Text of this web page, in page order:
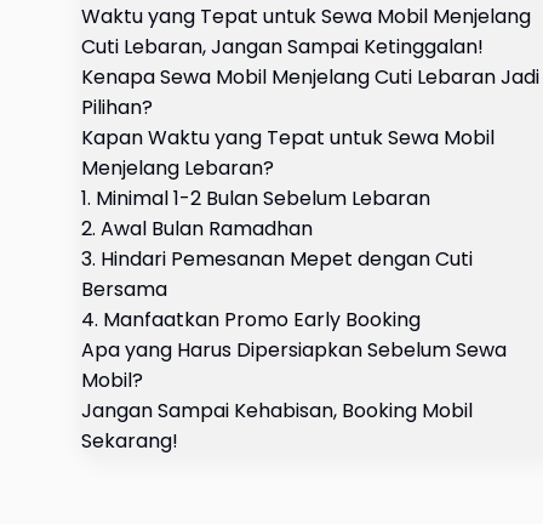
Waktu yang Tepat untuk Sewa Mobil Menjelang
Cuti Lebaran, Jangan Sampai Ketinggalan!
Kenapa Sewa Mobil Menjelang Cuti Lebaran Jadi
Pilihan?
Kapan Waktu yang Tepat untuk Sewa Mobil
Menjelang Lebaran?
1. Minimal 1-2 Bulan Sebelum Lebaran
2. Awal Bulan Ramadhan
3. Hindari Pemesanan Mepet dengan Cuti
Bersama
4. Manfaatkan Promo Early Booking
Apa yang Harus Dipersiapkan Sebelum Sewa
Mobil?
Jangan Sampai Kehabisan, Booking Mobil
Sekarang!